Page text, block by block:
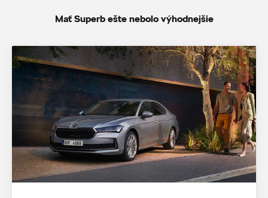
Mať Superb ešte nebolo výhodnejšie